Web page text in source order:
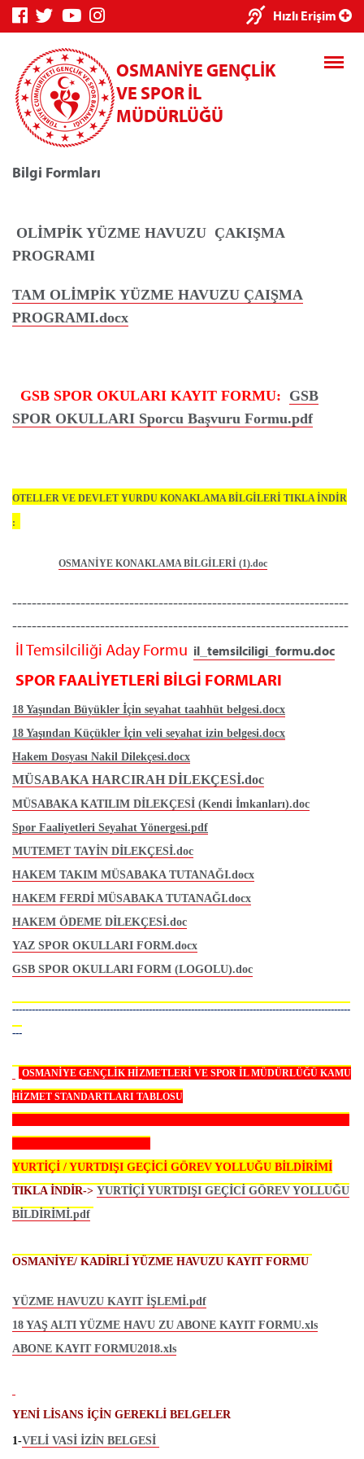
Hızlı Erişim
OSMANİYE GENÇLİK
VE SPOR İL
MÜDÜRLÜĞÜ
Bilgi Formları
OLİMPİK YÜZME HAVUZU ÇAKIŞMA
PROGRAMI
TAM OLİMPİK YÜZME HAVUZU ÇAIŞMA
PROGRAMI.docx
GSB SPOR OKULARI KAYIT FORMU: GSB
SPOR OKULLARI Sporcu Başvuru Formu.pdf
OTELLER VE DEVLET YURDU KONAKLAMA BİLGİLERİ TIKLA İNDİR
:
OSMANİYE KONAKLAMA BİLGİLERİ (1).doc
---------------------------------------------------------------------
---------------------------------------------------------------------
İl Temsilciliği Aday Formu il_temsilciligi_formu.doc
SPOR FAALİYETLERİ BİLGİ FORMLARI
18 Yaşından Büyükler İçin seyahat taahhüt belgesi.docx
18 Yaşından Küçükler İçin veli seyahat izin belgesi.docx
Hakem Dosyası Nakil Dilekçesi.docx
MÜSABAKA HARCIRAH DİLEKÇESİ.doc
MÜSABAKA KATILIM DİLEKÇESİ (Kendi İmkanları).doc
Spor Faaliyetleri Seyahat Yönergesi.pdf
MUTEMET TAYİN DİLEKÇESİ.doc
HAKEM TAKIM MÜSABAKA TUTANAĞI.docx
HAKEM FERDİ MÜSABAKA TUTANAĞI.docx
HAKEM ÖDEME DİLEKÇESİ.doc
YAZ SPOR OKULLARI FORM.docx
GSB SPOR OKULLARI FORM (LOGOLU).doc
--------------------------------------------------------------------------------------------------------
---
OSMANİYE GENÇLİK HİZMETLERİ VE SPOR İL MÜDÜRLÜĞÜ KAMU
HİZMET STANDARTLARI TABLOSU
YURTİÇİ / YURTDIŞI GEÇİCİ GÖREV YOLLUĞU BİLDİRİMİ
TIKLA İNDİR-> YURTİÇİ YURTDIŞI GEÇİCİ GÖREV YOLLUĞU
BİLDİRİMİ.pdf
OSMANİYE/ KADİRLİ YÜZME HAVUZU KAYIT FORMU
YÜZME HAVUZU KAYIT İŞLEMİ.pdf
18 YAŞ ALTI YÜZME HAVU ZU ABONE KAYIT FORMU.xls
ABONE KAYIT FORMU2018.xls
YENİ LİSANS İÇİN GEREKLİ BELGELER
1-VELİ VASİ İZİN BELGESİ
×
Genç Bilgi
Kredi/Yurt E-
Ödeme